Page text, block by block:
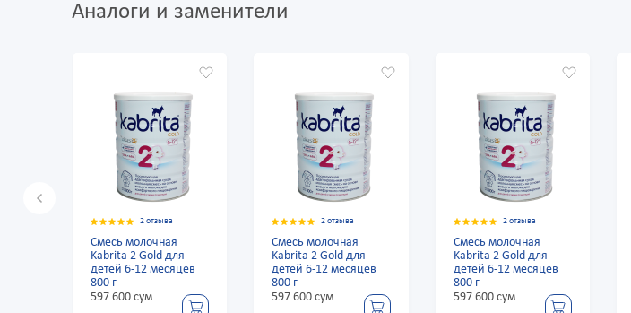
Аналоги и заменители
2 отзыва
Смесь молочная
Kabrita 2 Gold для
детей 6-12 месяцев
800 г
597 600 сум
2 отзыва
Смесь молочная
Kabrita 2 Gold для
детей 6-12 месяцев
800 г
597 600 сум
2 отзыва
Смесь молочная
Kabrita 2 Gold для
детей 6-12 месяцев
800 г
597 600 сум